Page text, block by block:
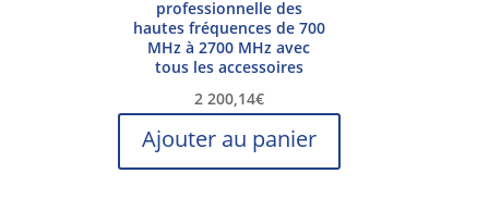
professionnelle des
hautes fréquences de 700
MHz à 2700 MHz avec
tous les accessoires
2 200,14€
Ajouter au panier